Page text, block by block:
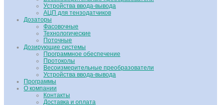
Устройства ввода-вывода
АЦП для тензодатчиков
Дозаторы
Фасовочные
Технологические
Поточные
Дозирующие системы
Программное обеспечение
Протоколы
Весоизмерительные преобразователи
Устройства ввода-вывода
Программы
О компании
Контакты
Доставка и оплата